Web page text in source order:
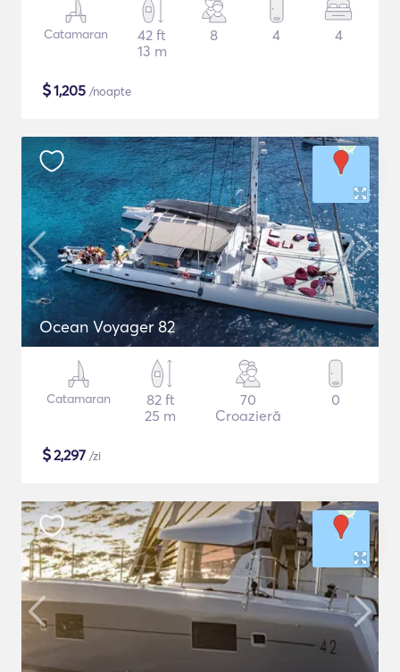
Catamaran
42 ft
13 m
8 4 4
$1,205 /noapte
Ocean Voyager 82
Catamaran
82 ft
25 m
70
Croazieră
0
$2,297 /zi